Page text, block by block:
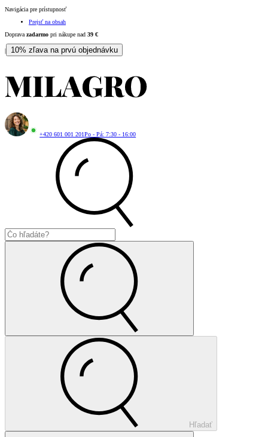
Navigácia pre prístupnosť
Prejsť na obsah
Doprava zadarmo pri nákupe nad 39 €
| 10% zľava na prvú objednávku
+420 601 001 201Po - Pá: 7:30 - 16:00
Hľadať